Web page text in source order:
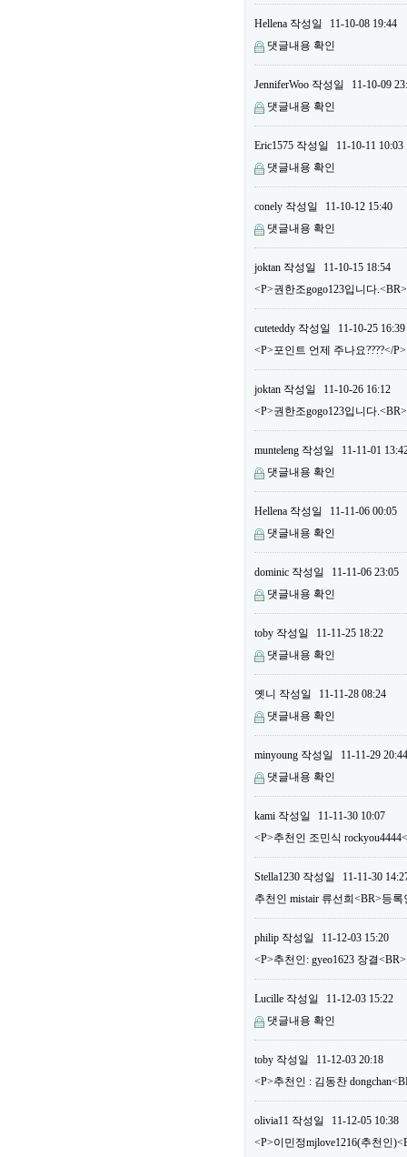
Hellena 작성일
11-10-08 19:44
댓글내용 확인
JenniferWoo 작성일
11-10-09
댓글내용 확인
Eric1575 작성일
11-10-11 10:03
댓글내용 확인
conely 작성일
11-10-12 15:40
댓글내용 확인
joktan 작성일
11-10-15 18:54
<P>권한조gogo123입니다
cuteteddy 작성일
11-10-25 16:39
<P>포인트 언제 주나요????</P>
joktan 작성일
11-10-26 16:12
<P>권한조gogo123입니다
munteleng 작성일
11-11-01
댓글내용 확인
Hellena 작성일
11-11-06 00:05
댓글내용 확인
dominic 작성일
11-11-06 23:05
댓글내용 확인
toby 작성일
11-11-25 18:22
댓글내용 확인
옛니 작성일
11-11-28 08:24
댓글내용 확인
minyoung 작성일
11-11-29 20:44
댓글내용 확인
kami 작성일
11-11-30 10:07
<P>추천인 조민식
Stella1230 작성일
11-11-30
추천인 mistair 류선희<BR>등
philip 작성일
11-12-03 15:20
<P>추천인: gyeo1623 장결
Lucille 작성일
11-12-03 15:22
댓글내용 확인
toby 작성일
11-12-03 20:18
<P>추천인 : 김동찬
olivia11 작성일
11-12-05 10:38
<P>이민정mjlove1216(추천인